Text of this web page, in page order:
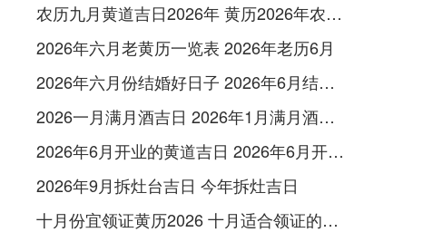
农历九月黄道吉日2026年 黄历2026年农历九月黄道吉日查询
2026年六月老黄历一览表 2026年老历6月
2026年六月份结婚好日子 2026年6月结婚好吗
2026一月满月酒吉日 2026年1月满月酒吉日
2026年6月开业的黄道吉日 2026年6月开业黄道吉日查询
2026年9月拆灶台吉日 今年拆灶吉日
十月份宜领证黄历2026 十月适合领证的好日子2026年